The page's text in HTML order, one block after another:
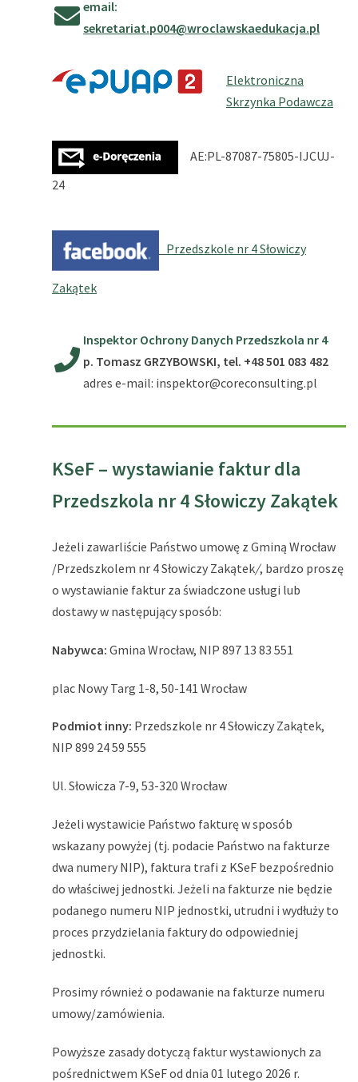
email:
sekretariat.p004@wroclawskaedukacja.pl
Elektroniczna
Skrzynka Podawcza
AE:PL-87087-75805-IJCUJ-
24
Przedszkole nr 4 Słowiczy
Zakątek
Inspektor Ochrony Danych Przedszkola nr 4
p. Tomasz GRZYBOWSKI, tel. +48 501 083 482
adres e-mail: inspektor@coreconsulting.pl
KSeF – wystawianie faktur dla
Przedszkola nr 4 Słowiczy Zakątek
Jeżeli zawarliście Państwo umowę z Gminą Wrocław
/Przedszkolem nr 4 Słowiczy Zakątek/, bardzo proszę
o wystawianie faktur za świadczone usługi lub
dostawy w następujący sposób:
Nabywca: Gmina Wrocław, NIP 897 13 83 551
plac Nowy Targ 1-8, 50-141 Wrocław
Podmiot inny: Przedszkole nr 4 Słowiczy Zakątek,
NIP 899 24 59 555
Ul. Słowicza 7-9, 53-320 Wrocław
Jeżeli wystawicie Państwo fakturę w sposób
wskazany powyżej (tj. podacie Państwo na fakturze
dwa numery NIP), faktura trafi z KSeF bezpośrednio
do właściwej jednostki. Jeżeli na fakturze nie będzie
podanego numeru NIP jednostki, utrudni i wydłuży to
proces przydzielania faktury do odpowiedniej
jednostki.
Prosimy również o podawanie na fakturze numeru
umowy/zamówienia.
Powyższe zasady dotyczą faktur wystawionych za
pośrednictwem KSeF od dnia 01 lutego 2026 r.